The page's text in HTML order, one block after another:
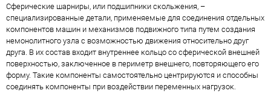
Сферические шарниры, или подшипники скольжения, –
специализированные детали, применяемые для соединения отдельных
компонентов машин и механизмов подвижного типа путем создания
немонолитного узла с возможностью движения относительно друг
друга. В их состав входит внутреннее кольцо со сферической внешней
поверхностью, заключенное в периметр внешнего, повторяющего его
форму. Такие компоненты самостоятельно центрируются и способны
соединять компоненты при воздействии переменных нагрузок.